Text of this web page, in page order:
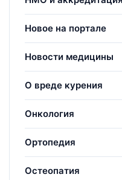
Новое на портале
Новости медицины
О вреде курения
Онкология
Ортопедия
Остеопатия